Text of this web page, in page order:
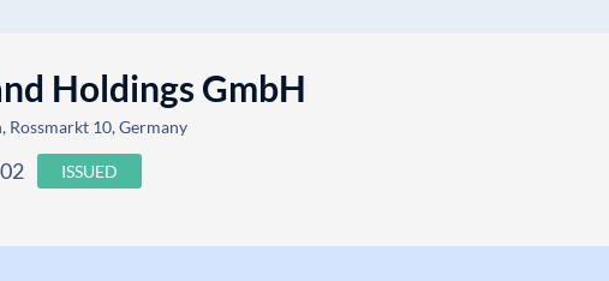
Holdings GmbH
10, Germany
ISSUED